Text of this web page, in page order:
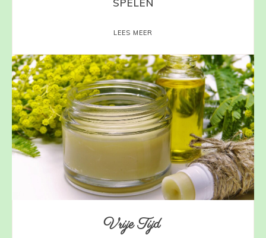
SPELEN
LEES MEER
Vrije Tijd